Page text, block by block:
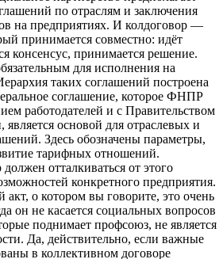
по отраслям и заключения
на предприятиях. И колдоговор —
принимается совместно: идёт
консенсус, принимается решение.
для исполнения на
таких соглашений построена
соглашение, которое ФНПР
работодателей и с Правительством
основой для отраслевых и
Здесь обозначены параметры,
тарифных отношений.
отталкиваться от этого
конкретного предприятия.
о котором вы говорите, это очень
он не касается социальных вопросов
поднимает профсоюз, не является
Да, действительно, если важные
в коллективном договоре